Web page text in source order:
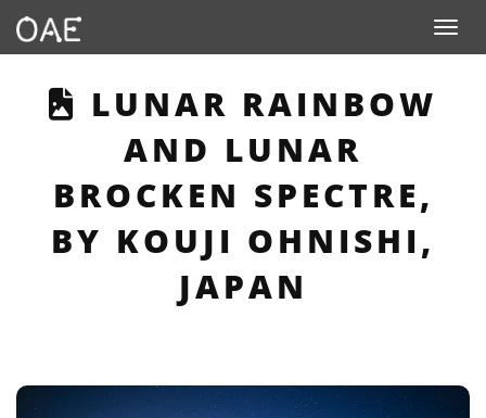
Toggle
THIS PAGE
LUNAR RAINBOW
AND LUNAR
BROCKEN SPECTRE,
BY KOUJI OHNISHI,
JAPAN